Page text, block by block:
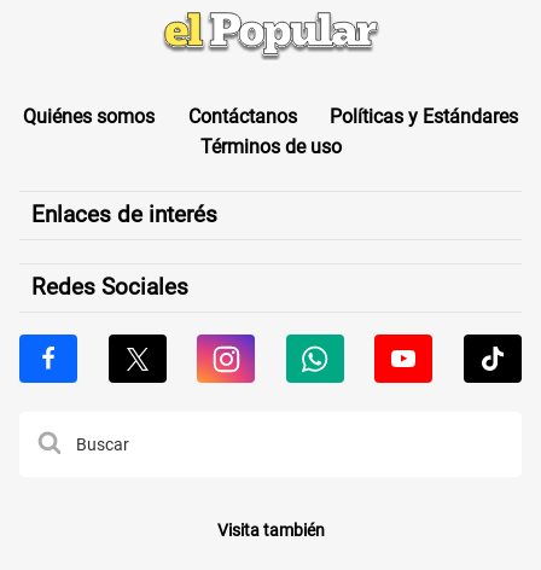
Quiénes somos Contáctanos
Políticas y Estándares
Términos de uso
Enlaces de interés
Redes Sociales
Visita también